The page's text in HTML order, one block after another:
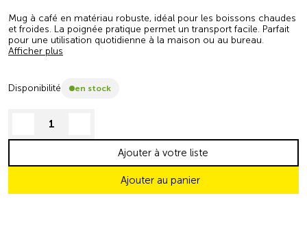
Mug à café en matériau robuste, idéal pour les boissons chaudes
et froides. La poignée pratique permet un transport facile. Parfait
pour une utilisation quotidienne à la maison ou au bureau.
Afficher plus
Disponibilité en stock
decrease quantity
Ajouter au panier
Ajouter à votre liste